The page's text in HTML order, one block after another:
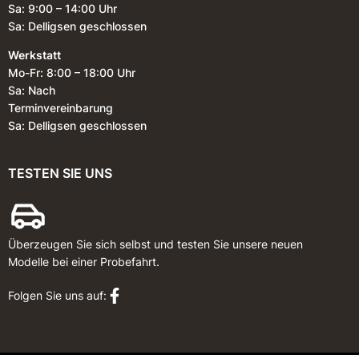
Sa: 9:00 – 14:00 Uhr
Sa: Delligsen geschlossen
Werkstatt
Mo-Fr: 8:00 – 18:00 Uhr
Sa: Nach
Terminvereinbarung
Sa: Delligsen geschlossen
TESTEN SIE UNS
Überzeugen Sie sich selbst und testen Sie unsere neuen
Modelle bei einer Probefahrt.
Folgen Sie uns auf: